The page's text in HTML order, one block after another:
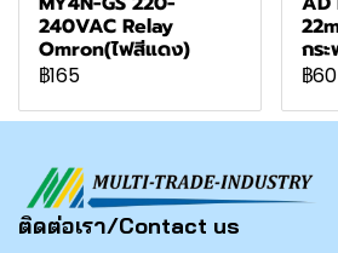
240VAC Relay
Omron(ไฟสีแดง)
฿165
กร
฿60
ติดต่อเรา/Contact us